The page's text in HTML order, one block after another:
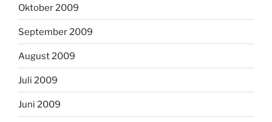
Oktober 2009
September 2009
August 2009
Juli 2009
Juni 2009